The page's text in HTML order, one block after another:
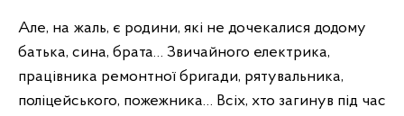
Але, на жаль, є родини, які не дочекалися додому
батька, сина, брата… Звичайного електрика,
працівника ремонтної бригади, рятувальника,
поліцейського, пожежника… Всіх, хто загинув під час